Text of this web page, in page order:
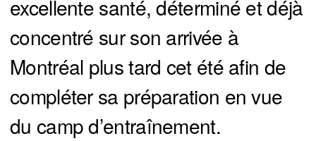
excellente santé, déterminé et déjà
concentré sur son arrivée à
Montréal plus tard cet été afin de
compléter sa préparation en vue
du camp d’entraînement.